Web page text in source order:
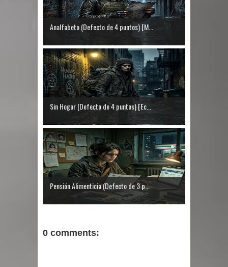
Analfabeto (Defecto de 4 puntos) [M...
Sin Hogar (Defecto de 4 puntos) [Ec...
Pensión Alimenticia (Defecto de 3 p...
0 comments: